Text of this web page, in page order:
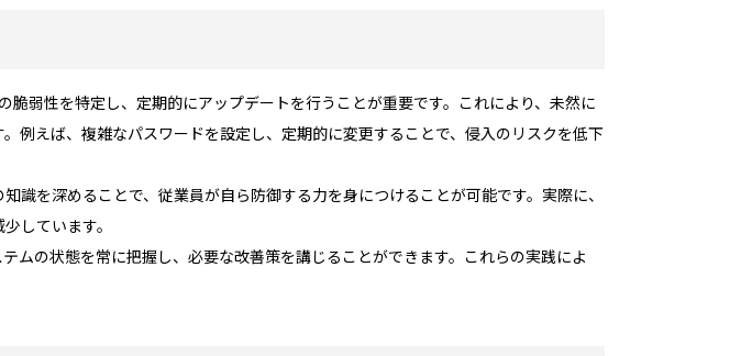
弱性を特定し、定期的にアップデートを行うことが重要です。これにより、未然に
例えば、複雑なパスワードを設定し、定期的に変更することで、侵入のリスクを低下
を深めることで、従業員が自ら防御する力を身につけることが可能です。実際に、
しています。
ムの状態を常に把握し、必要な改善策を講じることができます。これらの実践によ